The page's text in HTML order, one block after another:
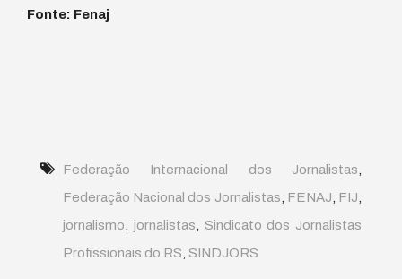
Fonte: Fenaj
Federação Internacional dos Jornalistas
Federação Nacional dos Jornalistas FENAJ FIJ
jornalismo
jornalistas
Sindicato dos Jornalistas
Profissionais do RS SINDJORS